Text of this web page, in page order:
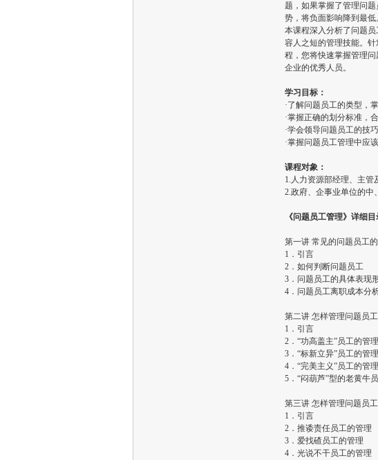
题，如果掌握了管理问
势，将负面影响降到最低
本课程深入分析了问题
容人之短的管理技能。
程，您将快速掌握管理
企业的优秀人员。
学习目标：
·了解问题员工的类型，
·掌握正确的划分标准，
·学会领导问题员工的技
·掌握问题员工管理中应
课程对象：
1.人力资源部经理、主管
2.政府、企事业单位的中
《问题员工管理》详细目
第一讲 常见的问题员工
1．引言
2．如何判断问题员工
3．问题员工的具体表现
4．问题员工离职成本分
第二讲 怎样管理问题员
1．引言
2．“功高盖主”员工的管理
3．“标新立异”员工的管理
4．“完美主义”员工的管理
5．“闷葫芦”型的老黄牛
第三讲 怎样管理问题员
1．引言
2．推诿责任员工的管理
3．爱找碴员工的管理
4．光说不干员工的管理